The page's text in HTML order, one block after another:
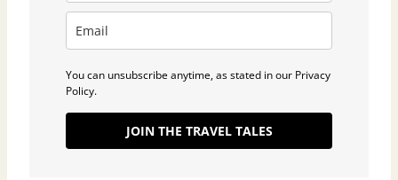
You can unsubscribe anytime, as stated in our Privacy
Policy.
JOIN THE TRAVEL TALES